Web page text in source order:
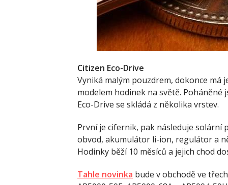
Citizen Eco-Drive
Vyniká malým pouzdrem, dokonce má
modelem hodinek na světě. Poháněné
Eco-Drive se skládá z několika vrstev.
První je cifernik, pak následuje
obvod, akumulátor li-ion, regulátor a
Hodinky běží 10 měsíců a jejich chod
Tahle novinka bude v obchodě ve